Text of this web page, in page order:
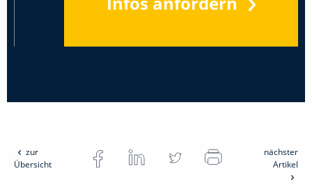
zur
Übersicht
nächster
Artikel